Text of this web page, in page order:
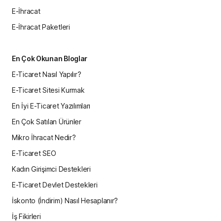
En Çok Okunan Bloglar
E-Ticaret Nasıl Yapılır?
E-Ticaret Sitesi Kurmak
En İyi E-Ticaret Yazılımları
En Çok Satılan Ürünler
Mikro İhracat Nedir?
E-Ticaret SEO
Kadın Girişimci Destekleri
E-Ticaret Devlet Destekleri
İskonto (İndirim) Nasıl Hesaplanır?
İş Fikirleri
E-İhracat
E-İhracat Paketleri